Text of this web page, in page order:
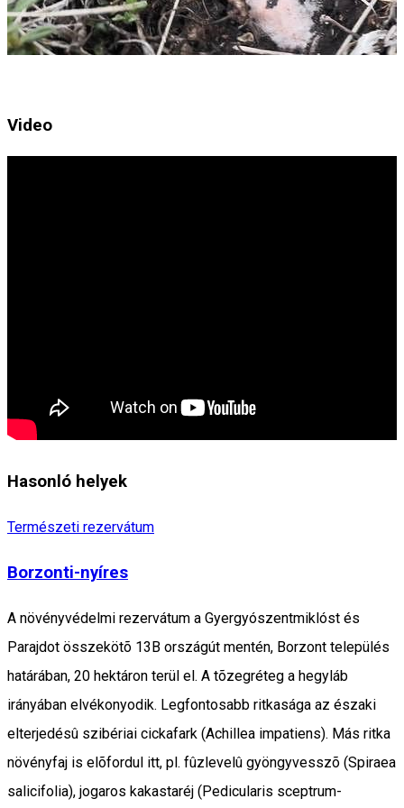
Video
Hasonló helyek
Természeti rezervátum
Borzonti-nyíres
A növényvédelmi rezervátum a Gyergyószentmiklóst és
Parajdot összekötõ 13B országút mentén, Borzont település
határában, 20 hektáron terül el. A tõzegréteg a hegyláb
irányában elvékonyodik. Legfontosabb ritkasága az északi
elterjedésû szibériai cickafark (Achillea impatiens). Más ritka
növényfaj is elõfordul itt, pl. fûzlevelû gyöngyvesszõ (Spiraea
salicifolia), jogaros kakastaréj (Pedicularis sceptrum-